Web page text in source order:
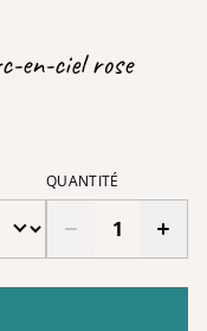
en-ciel rose
QUANTITÉ